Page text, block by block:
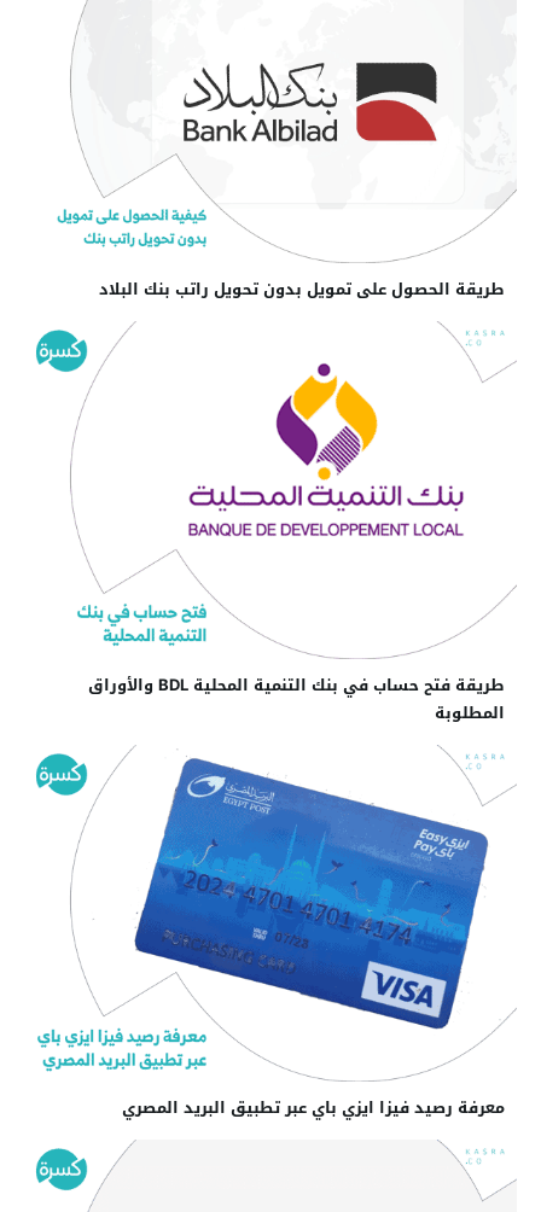
طريقة الحصول على تمويل بدون تحويل راتب بنك البلاد
طريقة فتح حساب في بنك التنمية المحلية BDL والأوراق
المطلوبة
معرفة رصيد فيزا ايزي باي عبر تطبيق البريد المصري